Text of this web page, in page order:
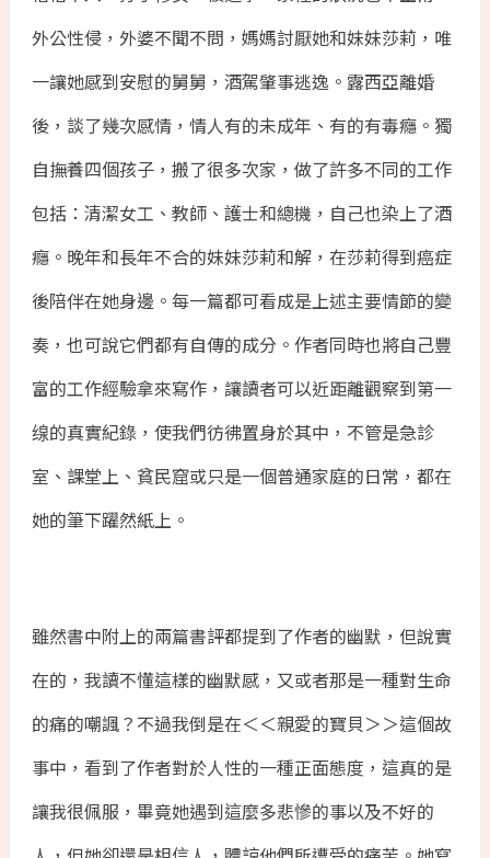
外公性侵，外婆不聞不問，媽媽討厭她和妹妹莎莉，唯
一讓她感到安慰的舅舅，酒駕肇事逃逸。露西亞離婚
後，談了幾次感情，情人有的未成年、有的有毒癮。獨
自撫養四個孩子，搬了很多次家，做了許多不同的工作
包括：清潔女工、教師、護士和總機，自己也染上了酒
癮。晚年和長年不合的妹妹莎莉和解，在莎莉得到癌症
後陪伴在她身邊。每一篇都可看成是上述主要情節的變
奏，也可說它們都有自傳的成分。作者同時也將自己豐
富的工作經驗拿來寫作，讓讀者可以近距離觀察到第一
缐的真實紀錄，使我們彷彿置身於其中，不管是急診
室、課堂上、貧民窟或只是一個普通家庭的日常，都在
她的筆下躍然紙上。
雖然書中附上的兩篇書評都提到了作者的幽默，但說實
在的，我讀不懂這樣的幽默感，又或者那是一種對生命
的痛的嘲諷？不過我倒是在＜＜親愛的寶貝＞＞這個故
事中，看到了作者對於人性的一種正面態度，這真的是
讓我很佩服，畢竟她遇到這麼多悲慘的事以及不好的